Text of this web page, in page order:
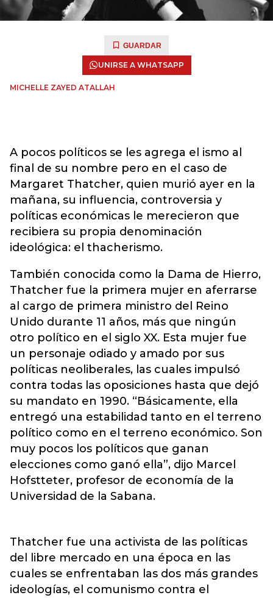
GUARDAR
UNIRSE A WHATSAPP
MICHELLE ZAYED ATALLAH
A pocos políticos se les agrega el ismo al
final de su nombre pero en el caso de
Margaret Thatcher, quien murió ayer en la
mañana, su influencia, controversia y
políticas económicas le merecieron que
recibiera su propia denominación
ideológica: el thacherismo.
También conocida como la Dama de Hierro,
Thatcher fue la primera mujer en aferrarse
al cargo de primera ministro del Reino
Unido durante 11 años, más que ningún
otro político en el siglo XX. Esta mujer fue
un personaje odiado y amado por sus
políticas neoliberales, las cuales impulsó
contra todas las oposiciones hasta que dejó
su mandato en 1990. “Básicamente, ella
entregó una estabilidad tanto en el terreno
político como en el terreno económico. Son
muy pocos los políticos que ganan
elecciones como ganó ella”, dijo Marcel
Hofstteter, profesor de economía de la
Universidad de la Sabana.
Thatcher fue una activista de las políticas
del libre mercado en una época en las
cuales se enfrentaban las dos más grandes
ideologías, el comunismo contra el